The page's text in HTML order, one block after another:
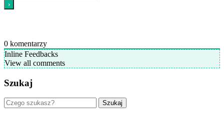
0 komentarzy
Inline Feedbacks
View all comments
Szukaj
Szukaj